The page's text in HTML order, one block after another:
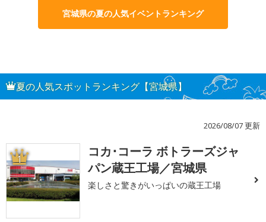
宮城県の夏の人気イベントランキング
夏の人気スポットランキング【宮城県】
2026/08/07 更新
1
コカ･コーラ ボトラーズジャ
パン蔵王工場／宮城県
楽しさと驚きがいっぱいの蔵王工場